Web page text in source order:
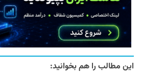
این مطالب را هم بخوانید: